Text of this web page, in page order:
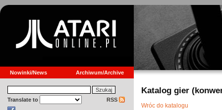
Nowinki/News Archiwum/Archive
Translate to RSS
Katalog gier
Wróc do katalogu